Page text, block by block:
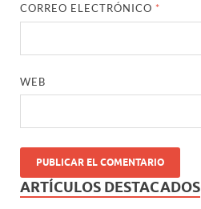
CORREO ELECTRÓNICO *
WEB
ARTÍCULOS DESTACADOS